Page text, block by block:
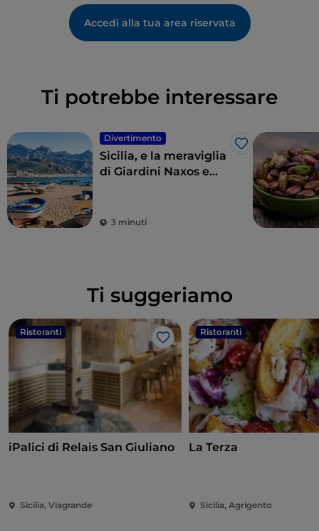
Accedi alla tua area riservata
Ti potrebbe interessare
Divertimento
Like
Sicilia, e la meraviglia
di Giardini Naxos e
3 minuti
Ti suggeriamo
Ristoranti
Like
iPalici di Relais San Giuliano
Sicilia, Viagrande
Ristoranti
La Terza
Sicilia, Agrigento